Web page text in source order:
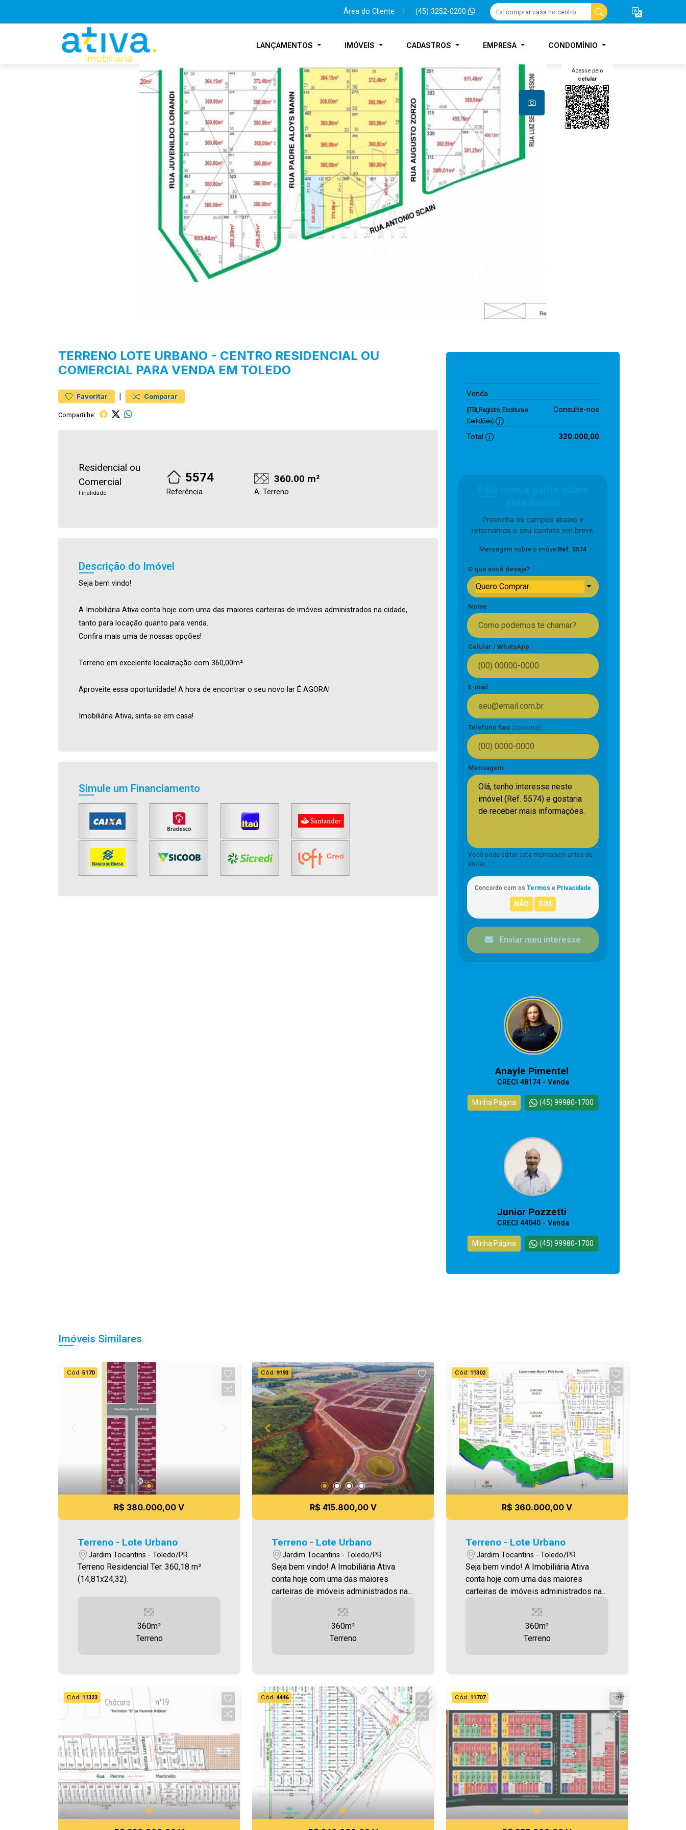
Área do Cliente (45) 3252-0200
LANÇAMENTOS IMÓVEIS CADASTROS EMPRESA CONDOMÍNIO
Acesse pelo
celular
TERRENO LOTE URBANO - CENTRO RESIDENCIAL OU
COMERCIAL PARA VENDA EM TOLEDO
Favoritar | Comparar
Compartilhe:
Residencial ou
Comercial
Finalidade
5574
Referência
360.00 m²
A. Terreno
Descrição do Imóvel
Seja bem vindo!
A Imobiliária Ativa conta hoje com uma das maiores carteiras de imóveis administrados na cidade,
tanto para locação quanto para venda.
Confira mais uma de nossas opções!
Terreno em excelente localização com 360,00m²
Aproveite essa oportunidade! A hora de encontrar o seu novo lar É AGORA!
Imobiliária Ativa, sinta-se em casa!
Simule um Financiamento
Venda
(ITBI, Registro, Escritura e
Certidões)
Consulte-nos
Total 320.000,00
Preencha os campos abaixo e
retornamos o seu contato em breve.
Mensagem sobre o imóvel Ref. 5574
O que você deseja?
Quero Comprar
Nome
Celular / WhatsApp
E-mail
Telefone fixo (opcional)
Mensagem
Você pode editar esta mensagem antes de
enviar.
Concordo com os Termos e Privacidade
Enviar meu interesse
Anayle Pimentel
CRECI 48174 - Venda
Minha Página (45) 99980-1700
Junior Pozzetti
CRECI 44040 - Venda
Minha Página (45) 99980-1700
Imóveis Similares
Cód. 5170
R$ 380.000,00 V
Terreno - Lote Urbano
Jardim Tocantins - Toledo/PR
Terreno Residencial Ter. 360,18 m²
(14,81x24,32).
360m²
Terreno
Cód. 9193
R$ 415.800,00 V
Terreno - Lote Urbano
Jardim Tocantins - Toledo/PR
Seja bem vindo! A Imobiliária Ativa
conta hoje com uma das maiores
carteiras de imóveis administrados na
venda. Confira mais uma de nossas
Tocantins, com 360,00m² Aproveite
360m²
Terreno
Cód.11302
R$ 360.000,00 V
Terreno - Lote Urbano
Jardim Tocantins - Toledo/PR
Seja bem vindo! A Imobiliária Ativa
conta hoje com uma das maiores
carteiras de imóveis administrados na
venda. Confira mais uma de nossas
Tocantins, com 360,05m² Aproveite
360m²
Terreno
Cód. 11323 Cód. 4446 Cód. 11707